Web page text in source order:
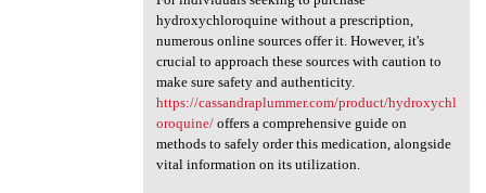
hydroxychloroquine without a prescription,
numerous online sources offer it. However, it's
crucial to approach these sources with caution to
make sure safety and authenticity.
https://cassandraplummer.com/product/hydroxychl
oroquine/offers a comprehensive guide on
methods to safely order this medication, alongside
vital information on its utilization.